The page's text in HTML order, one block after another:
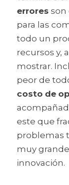
errores son
para las
todo un
recursos y,
mostrar.
costo de
este que
problemas
muy
innovación.